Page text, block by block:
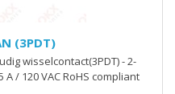
(3PDT)
wisselcontact(3PDT) - 2-
A / 120 VAC RoHS compliant